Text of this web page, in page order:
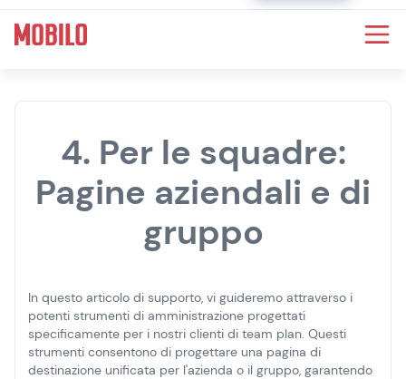
4. Per le squadre:
Pagine aziendali e di
gruppo
In questo articolo di supporto, vi guideremo attraverso i
potenti strumenti di amministrazione progettati
specificamente per i nostri clienti di team plan. Questi
strumenti consentono di progettare una pagina di
destinazione unificata per l'azienda o il gruppo, garantendo